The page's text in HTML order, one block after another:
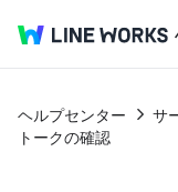
ヘルプセンター サ
トークの確認